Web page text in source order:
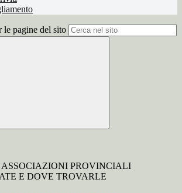
le pagine del sito
ASSOCIAZIONI PROVINCIALI
E DOVE TROVARLE